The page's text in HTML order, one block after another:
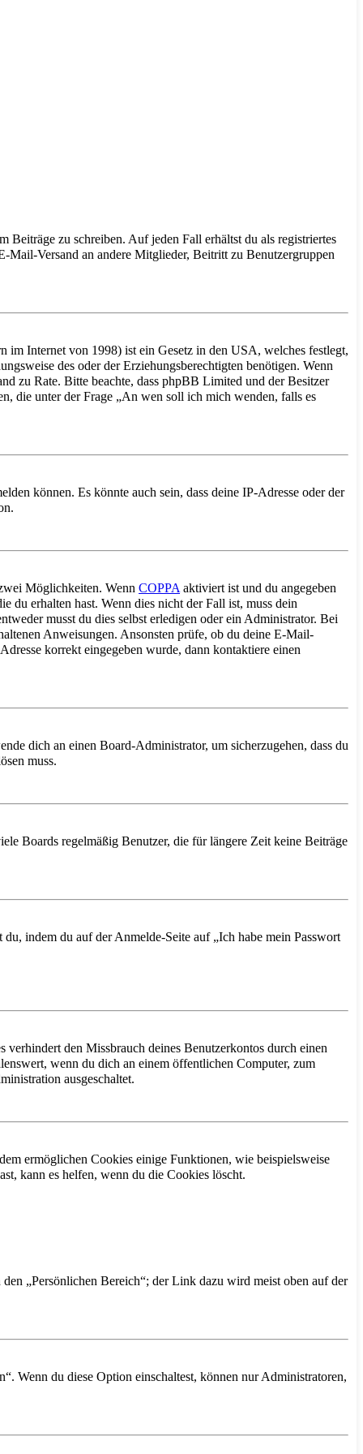
zu schreiben. Auf jeden Fall erhältst du als registriertes
Versand an andere Mitglieder, Beitritt zu Benutzergruppen
im Internet von 1998) ist ein Gesetz in den USA, welches festlegt,
des oder der Erziehungsberechtigten benötigen. Wenn
zu Rate. Bitte beachte, dass phpBB Limited und der Besitzer
die unter der Frage „An wen soll ich mich wenden, falls es
können. Es könnte auch sein, dass deine IP-Adresse oder der
Möglichkeiten. Wenn COPPA aktiviert ist und du angegeben
du erhalten hast. Wenn dies nicht der Fall ist, muss dein
musst du dies selbst erledigen oder ein Administrator. Bei
Anweisungen. Ansonsten prüfe, ob du deine E-Mail-
korrekt eingegeben wurde, dann kontaktiere einen
dich an einen Board-Administrator, um sicherzugehen, dass du
muss.
Boards regelmäßig Benutzer, die für längere Zeit keine Beiträge
indem du auf der Anmelde-Seite auf „Ich habe mein Passwort
den Missbrauch deines Benutzerkontos durch einen
wenn du dich an einem öffentlichen Computer, zum
ausgeschaltet.
ermöglichen Cookies einige Funktionen, wie beispielsweise
kann es helfen, wenn du die Cookies löscht.
„Persönlichen Bereich“; der Link dazu wird meist oben auf der
Wenn du diese Option einschaltest, können nur Administratoren,